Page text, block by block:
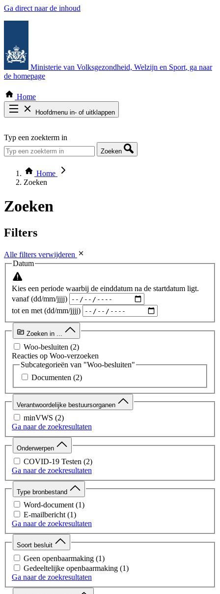
Ga direct naar de inhoud
Ministerie van Volksgezondheid, Welzijn en Sport, ga naar
de homepage
Home
Hoofdmenu in- of uitklappen
Thema COVID-19
Bekijk per bestuursorgaan
Typ een zoekterm in
Zoeken
Home
Zoeken
Zoeken
Filters
Alle filters verwijderen
Datum
Kies een periode waarbij de einddatum na de startdatum ligt.
vanaf (dd/mm/jjjj)
tot en met (dd/mm/jjjj)
Zoeken in ...
Woo-besluiten (2)
Reacties op Woo-verzoeken
Subcategorieën van "Woo-besluiten"
Documenten (2)
Verantwoordelijke bestuursorganen
minVWS (2)
Ga naar de zoekresultaten
Onderwerpen
COVID-19 Testen (2)
Ga naar de zoekresultaten
Type bronbestand
Word-document (1)
E-mailbericht (1)
Ga naar de zoekresultaten
Soort besluit
Geen openbaarmaking (1)
Gedeeltelijke openbaarmaking (1)
Ga naar de zoekresultaten